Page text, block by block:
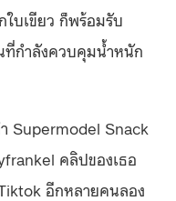
บเขียว ก็พร้อมรับ
ที่กำลังควบคุมน้ำหนัก
Supermodel Snack
คลิปของเธอ
อีกหลายคนลอง